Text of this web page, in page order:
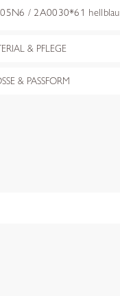
/ 2A0030*61 hellblau
& PFLEGE
& PASSFORM